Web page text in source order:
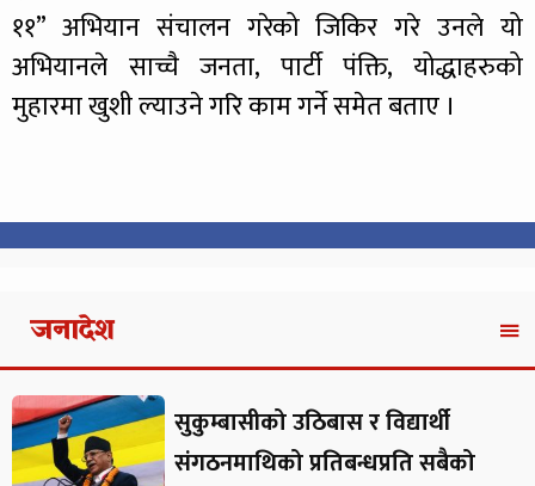
११” अभियान संचालन गरेको जिकिर गरे उनले यो
अभियानले साच्चै जनता, पार्टी पंक्ति, योद्धाहरुको
मुहारमा खुशी ल्याउने गरि काम गर्ने समेत बताए ।
जनादेश
सुकुम्बासीको उठिबास र विद्यार्थी
संगठनमाथिको प्रतिबन्धप्रति सबैको